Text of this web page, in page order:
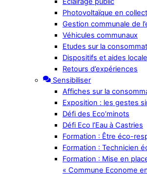
Photovoltaïque en
Gestion communale de
Véhicules communaux
Etudes sur la
Dispositifs et aides
Retours d’expériences
Sensibiliser
Affiches sur la
Exposition : les gestes
Défi des Eco’minots
Défi Eco l’Eau à Castries
Formation : Être éco-
Formation : Technicien
Formation : Mise en
« Commune Econome